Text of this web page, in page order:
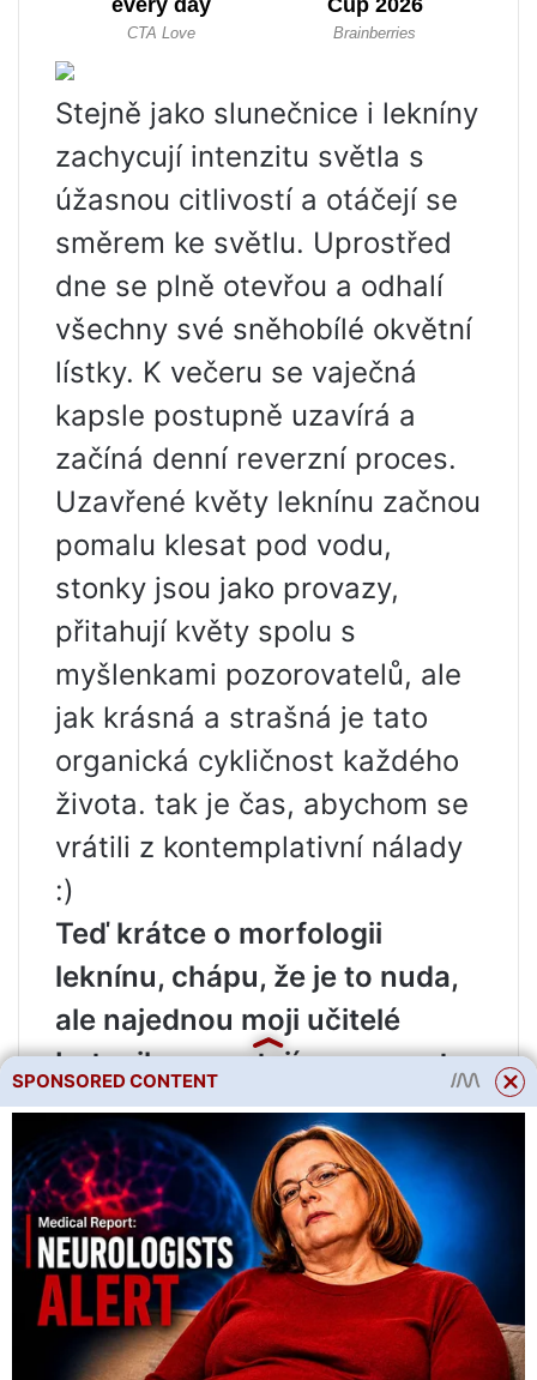
Stejně jako slunečnice i lekníny
zachycují intenzitu světla s
úžasnou citlivostí a otáčejí se
směrem ke světlu. Uprostřed
dne se plně otevřou a odhalí
všechny své sněhobílé okvětní
lístky. K večeru se vaječná
kapsle postupně uzavírá a
začíná denní reverzní proces.
Uzavřené květy leknínu začnou
pomalu klesat pod vodu,
stonky jsou jako provazy,
přitahují květy spolu s
myšlenkami pozorovatelů, ale
jak krásná a strašná je tato
organická cykličnost každého
života. tak je čas, abychom se
vrátili z kontemplativní nálady
:)
Teď krátce o morfologii
leknínu, chápu, že je to nuda,
ale najednou moji učitelé
botaniky upoutají pozornost
tohoto článku :)
Leknín bílý je vodní vytrvalá
rostlina s dlouhým,
rozvětveným, tmavým, kulatým
oddenkem. Jeho jednotlivé
velké květy o průměru 5-25
cm, slabě vonící, s bílými
SPONSORED CONTENT